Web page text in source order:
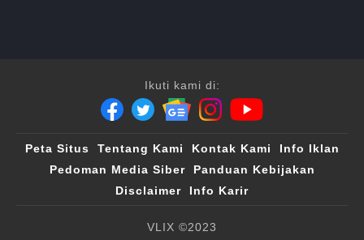
Ikuti kami di:
Peta Situs Tentang Kami Kontak Kami
Info Iklan
Pedoman Media Siber
Panduan Kebijakan
Disclaimer
Info Karir
VLIX ©2023